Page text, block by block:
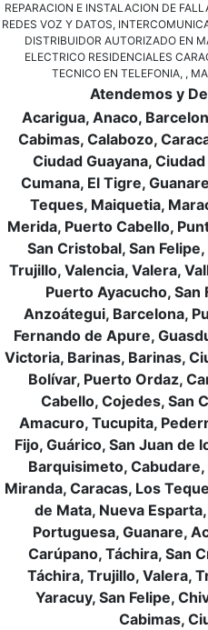
REPARACION E INSTALACION DE
REDES VOZ Y DATOS,
DISTRIBUIDOR AUTORIZADO EN
ELECTRICO RESIDENCIALES
TECNICO EN TELEFONIA, ,
Atendemos y
Acarigua, Anaco,
Cabimas, Calabozo,
Ciudad Guayana,
Cumana, El Tigre,
Teques, Maiquetia,
Merida, Puerto Cabello,
San Cristobal, San
Trujillo, Valencia, Valera,
Puerto Ayacucho, San
Anzoátegui, Barcelona,
Fernando de Apure,
Victoria, Barinas, Barinas,
Bolívar, Puerto Ordaz,
Cabello, Cojedes, San
Amacuro, Tucupita,
Fijo, Guárico, San Juan de
Barquisimeto,
Miranda, Caracas, Los
de Mata, Nueva
Portuguesa, Guanare,
Carúpano, Táchira, San
Táchira, Trujillo, Valera,
Yaracuy, San Felipe,
Cabimas,